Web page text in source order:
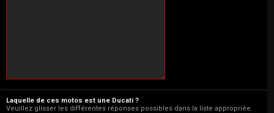
Laquelle de ces motos est une Ducati ?
Veuillez glisser les différentes réponses possibles dans la liste appropriée.